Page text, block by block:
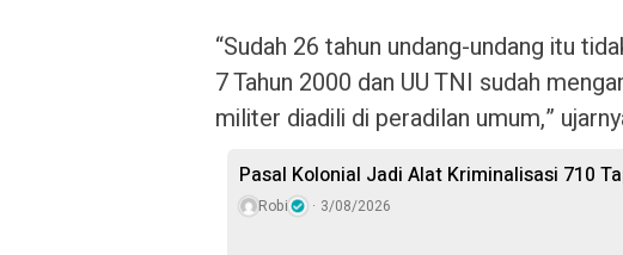
“Sudah 26 tahun undang-undang itu
7 Tahun 2000 dan UU TNI sudah
militer diadili di peradilan umum,”
Pasal Kolonial Jadi Alat Kriminalisasi 710
Robi 3/08/2026